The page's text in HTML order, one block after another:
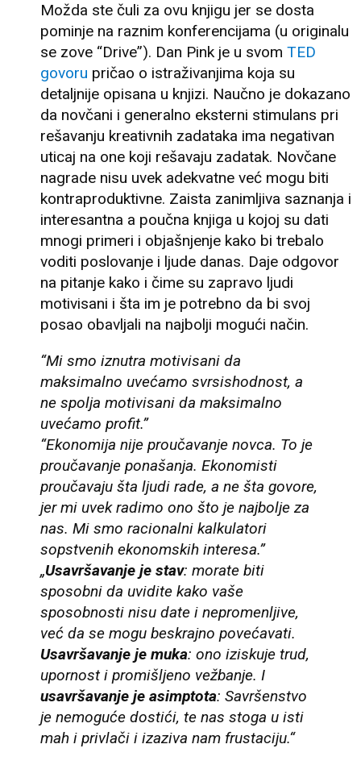
Možda ste čuli za ovu knjigu jer se dosta
pominje na raznim konferencijama (u originalu
se zove “Drive”). Dan Pink je u svom TED
govoru pričao o istraživanjima koja su
detaljnije opisana u knjizi. Naučno je dokazano
da novčani i generalno eksterni stimulans pri
rešavanju kreativnih zadataka ima negativan
uticaj na one koji rešavaju zadatak. Novčane
nagrade nisu uvek adekvatne već mogu biti
kontraproduktivne. Zaista zanimljiva saznanja i
interesantna a poučna knjiga u kojoj su dati
mnogi primeri i objašnjenje kako bi trebalo
voditi poslovanje i ljude danas. Daje odgovor
na pitanje kako i čime su zapravo ljudi
motivisani i šta im je potrebno da bi svoj
posao obavljali na najbolji mogući način.
“Mi smo iznutra motivisani da
maksimalno uvećamo svrsishodnost, a
ne spolja motivisani da maksimalno
uvećamo profit.”
“Ekonomija nije proučavanje novca. To je
proučavanje ponašanja. Ekonomisti
proučavaju šta ljudi rade, a ne šta govore,
jer mi uvek radimo ono što je najbolje za
nas. Mi smo racionalni kalkulatori
sopstvenih ekonomskih interesa.”
„Usavršavanje je stav: morate biti
sposobni da uvidite kako vaše
sposobnosti nisu date i nepromenljive,
već da se mogu beskrajno povećavati.
Usavršavanje je muka: ono iziskuje trud,
upornost i promišljeno vežbanje. I
usavršavanje je asimptota: Savršenstvo
je nemoguće dostići, te nas stoga u isti
mah i privlači i izaziva nam frustaciju.“